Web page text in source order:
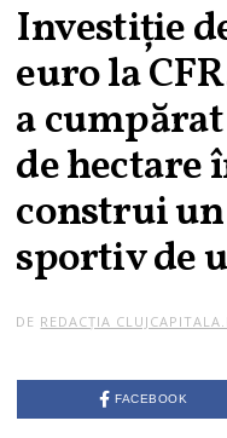
Investiție
euro la
a
de hectare
construi
sportiv de
DE REDACȚIA
FACEBOOK